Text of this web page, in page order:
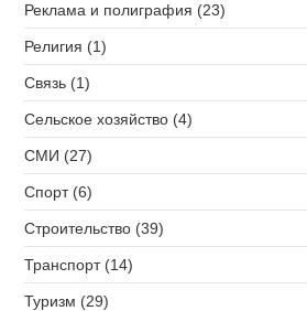
Реклама и полиграфия (23)
Религия (1)
Связь (1)
Сельское хозяйство (4)
СМИ (27)
Спорт (6)
Строительство (39)
Транспорт (14)
Туризм (29)